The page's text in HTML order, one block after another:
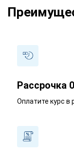
Рассрочка
Оплатите курс в